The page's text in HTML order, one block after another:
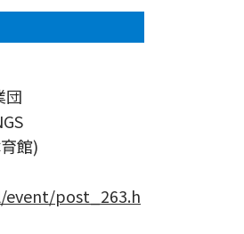
団
館)
event/post_263.h